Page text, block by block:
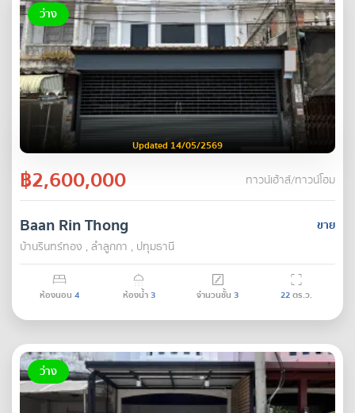
ว่าง
Updated 14/05/2569
฿2,600,000 ทาวน์เฮ้าส์/ทาวน์โฮม
ขาย
Baan Rin Thong
บ้านรินทร์ทอง , ลำลูกกา , ปทุมธานี
ห้องนอน 4 ห้องน้ำ3 จำนวนชั้น 3 22ตร.ว.
ว่าง